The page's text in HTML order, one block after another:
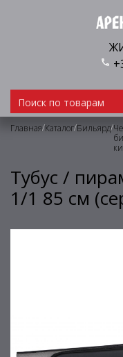
Главная/Каталог/Бильярд/
Тубус /
1/1 85 см